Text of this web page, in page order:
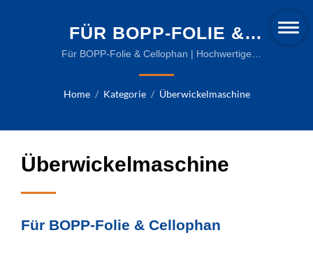
FÜR BOPP-FOLIE &
CELLOPHAN |
UMWELTFREUNDLICHE
UND FORTSCHRITTLICHE
MASCHINEN
Für BOPP-Folie & Cellophan | Hochwertige
Home / Kategorie / Überwickelmaschine
Überwickelmaschine
Für BOPP-Folie & Cellophan